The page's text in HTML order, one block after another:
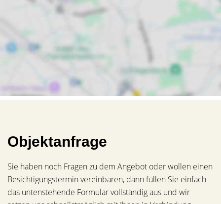
Objektanfrage
Sie haben noch Fragen zu dem Angebot oder wollen einen
Besichtigungstermin vereinbaren, dann füllen Sie einfach
das untenstehende Formular vollständig aus und wir